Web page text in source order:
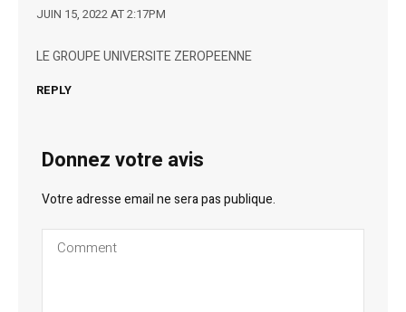
JUIN 15, 2022 AT 2:17PM
LE GROUPE UNIVERSITE ZEROPEENNE
REPLY
Donnez votre avis
Votre adresse email ne sera pas publique.